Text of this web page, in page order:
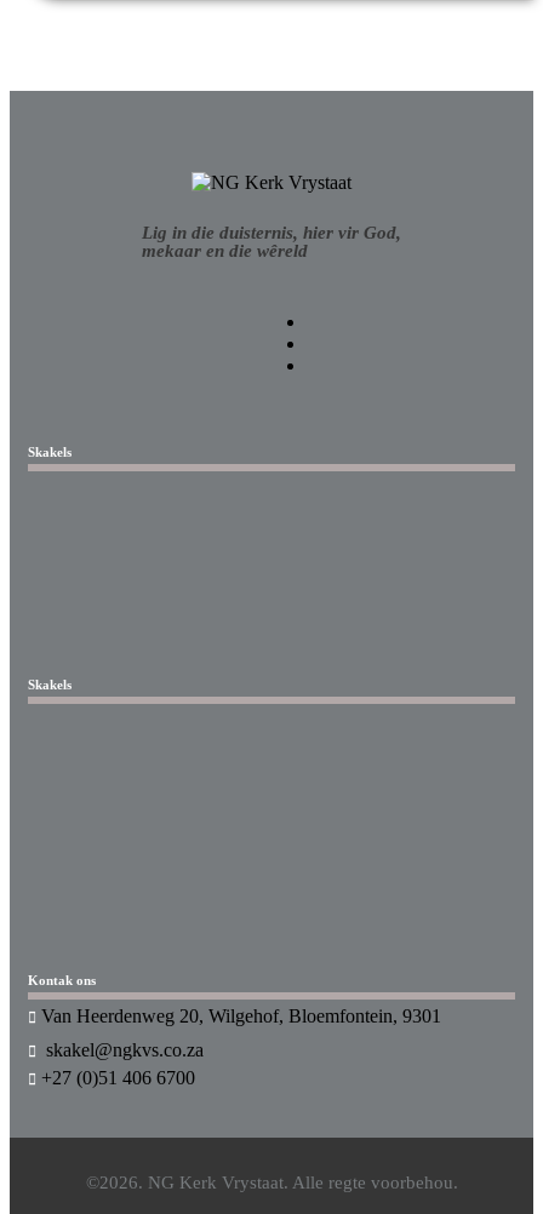
Lig in die duisternis, hier vir God,
mekaar en die wêreld
Skakels
Skakels
Kontak ons
Van Heerdenweg 20, Wilgehof, Bloemfontein, 9301
skakel@ngkvs.co.za
+27 (0)51 406 6700
©2026. NG Kerk Vrystaat. Alle regte voorbehou.